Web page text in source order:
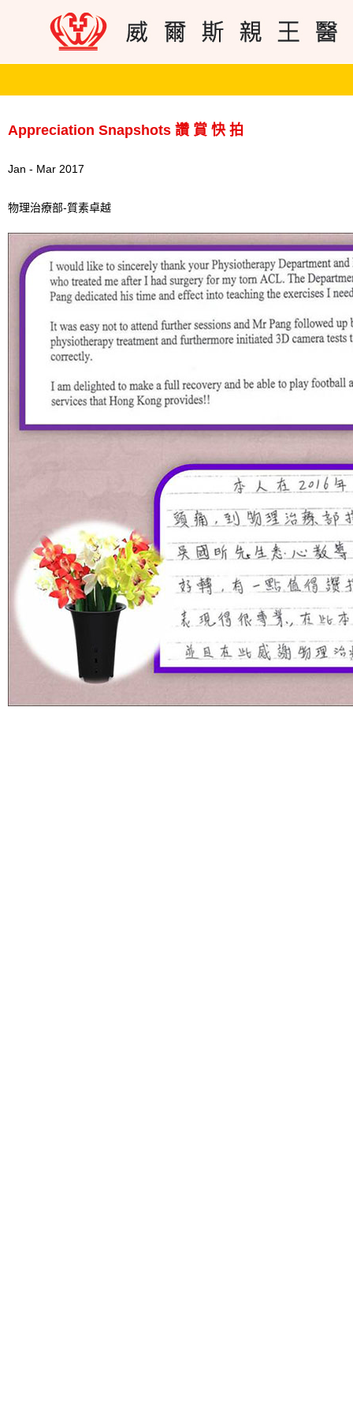
Appreciation Snapshots 讚 賞 快 拍
Jan - Mar 2017
物理治療部-質素卓越